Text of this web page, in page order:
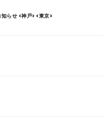
らせ <神戸> <東京>